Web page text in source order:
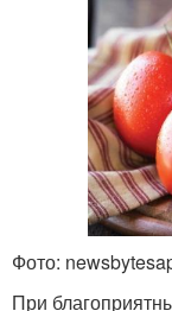
Фото:
При